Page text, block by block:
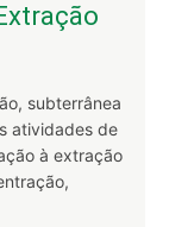
subterrânea
atividades de
à extração